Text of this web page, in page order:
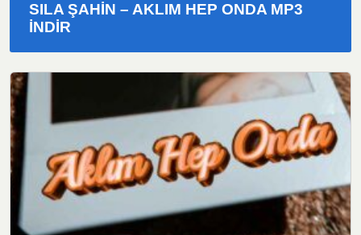
SILA ŞAHIN – AKLIM HEP ONDA MP3
INDIR